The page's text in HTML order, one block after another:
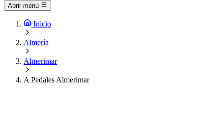
Abrir menú
Inicio
Almería
Almerimar
A Pedales Almerimar